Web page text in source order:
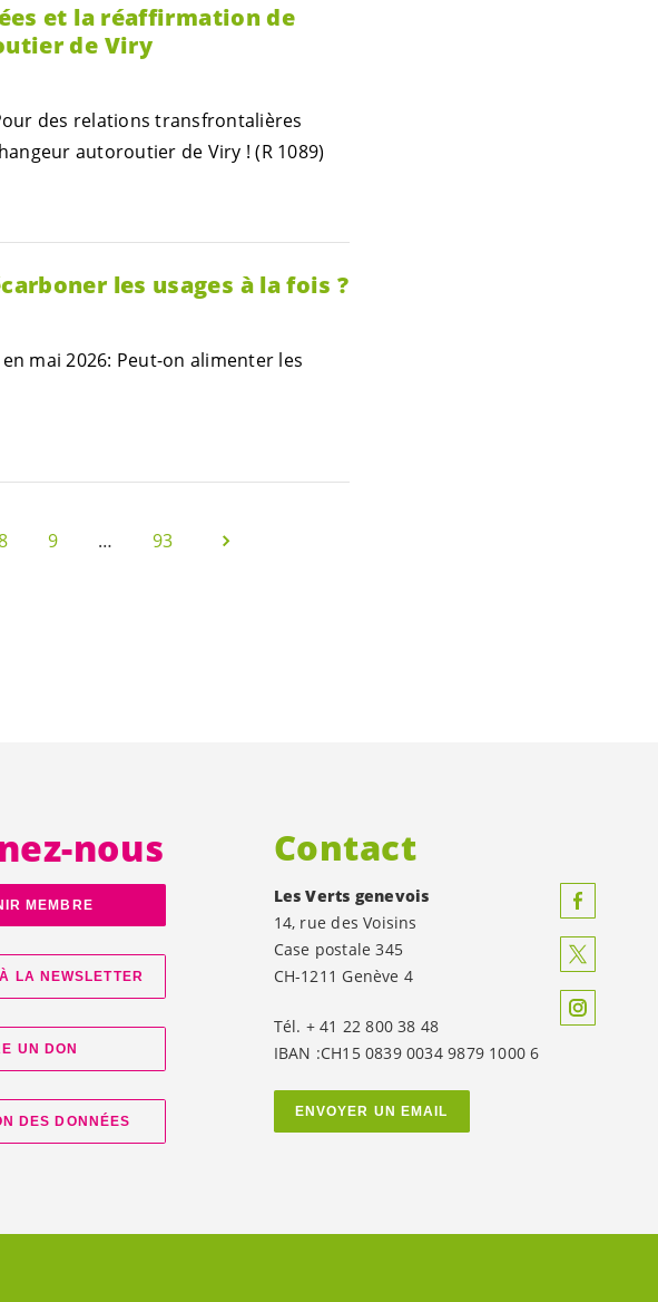
et la réaffirmation de
de Viry
des relations transfrontalières
autoroutier de Viry ! (R 1089)
les usages à la fois ?
mai 2026: Peut-on alimenter les
9 … 93
nous
MEMBRE
LA NEWSLETTER
UN DON
DES DONNÉES
Contact
Les Verts genevois
14, rue des Voisins
Case postale 345
CH-1211 Genève 4
Tél. + 41 22 800 38 48
IBAN :CH15 0839 0034 9879 1000 6
ENVOYER UN EMAIL